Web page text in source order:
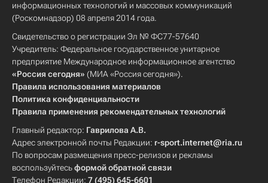
информационных технологий и массовых коммуникаций
(Роскомнадзор) 08 апреля 2014 года.
Свидетельство о регистрации Эл № ФС77-57640
Учредитель: Федеральное государственное унитарное
предприятие Международное информационное агентство
«Россия сегодня» (МИА «Россия сегодня»).
Правила использования материалов
Политика конфиденциальности
Правила применения рекомендательных технологий
Главный редактор: Гаврилова А.В.
Адрес электронной почты Редакции: r-sport.internet@ria.ru
По вопросам размещения пресс-релизов и рекламы
воспользуйтесьформой обратной связи
Телефон Редакции: 7 (495) 645-6601